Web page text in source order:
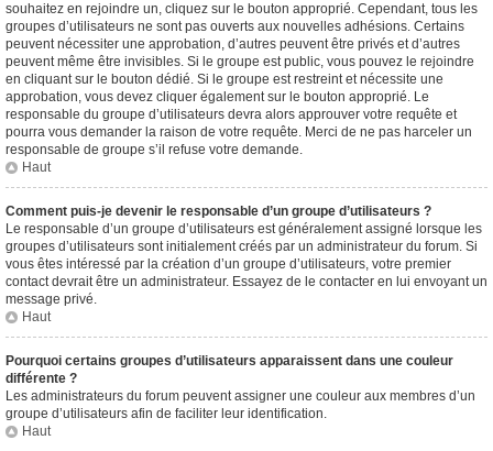
souhaitez en rejoindre un, cliquez sur le bouton approprié. Cependant, tous les
groupes d’utilisateurs ne sont pas ouverts aux nouvelles adhésions. Certains
peuvent nécessiter une approbation, d’autres peuvent être privés et d’autres
peuvent même être invisibles. Si le groupe est public, vous pouvez le rejoindre
en cliquant sur le bouton dédié. Si le groupe est restreint et nécessite une
approbation, vous devez cliquer également sur le bouton approprié. Le
responsable du groupe d’utilisateurs devra alors approuver votre requête et
pourra vous demander la raison de votre requête. Merci de ne pas harceler un
responsable de groupe s’il refuse votre demande.
Haut
Comment puis-je devenir le responsable d’un groupe d’utilisateurs ?
Le responsable d’un groupe d’utilisateurs est généralement assigné lorsque les
groupes d’utilisateurs sont initialement créés par un administrateur du forum. Si
vous êtes intéressé par la création d’un groupe d’utilisateurs, votre premier
contact devrait être un administrateur. Essayez de le contacter en lui envoyant un
message privé.
Haut
Pourquoi certains groupes d’utilisateurs apparaissent dans une couleur
différente ?
Les administrateurs du forum peuvent assigner une couleur aux membres d’un
groupe d’utilisateurs afin de faciliter leur identification.
Haut